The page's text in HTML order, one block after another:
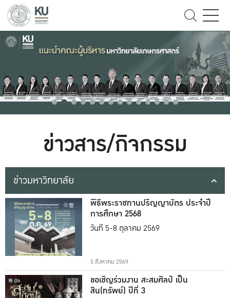
ข่าวสาร/กิจกรรม
ข่าวมหาวิทยาลัย
พิธีพระราชทานปริญญาบัตร ประจำปี
การศึกษา 2568
วันที่ 5-8 ตุลาคม 2569
5 สิงหาคม 2569
ขอเชิญร่วมงาน สะสมศิลป์ เป็น
สิน(ทรัพย์) ปีที่ 3